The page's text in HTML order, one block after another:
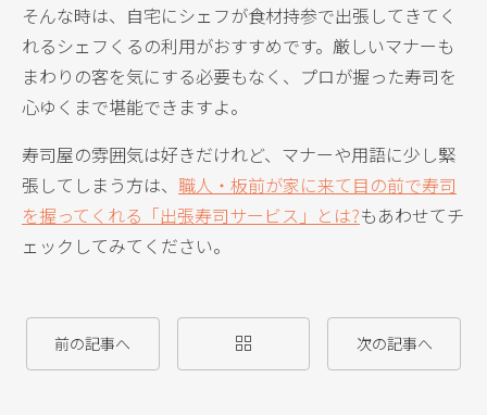
そんな時は、自宅にシェフが食材持参で出張してきてく
れるシェフくるの利用がおすすめです。厳しいマナーも
まわりの客を気にする必要もなく、プロが握った寿司を
心ゆくまで堪能できますよ。
寿司屋の雰囲気は好きだけれど、マナーや用語に少し緊
張してしまう方は、 職人・板前が家に来て目の前で寿司
を握ってくれる「出張寿司サービス」とは?もあわせてチ
ェックしてみてください。
前の記事へ 次の記事へ